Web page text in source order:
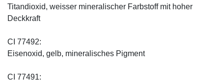
Titandioxid, weisser mineralischer Farbstoff mit hoher
Deckkraft
CI 77492:
Eisenoxid, gelb, mineralisches Pigment
CI 77491: